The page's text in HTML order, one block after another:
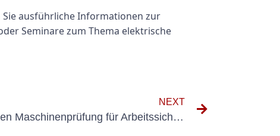
ausführliche Informationen zur
Seminare zum Thema elektrische
NEXT
Vorteile einer regelmäßigen Maschinenprüfung für Arbeitssicherheit